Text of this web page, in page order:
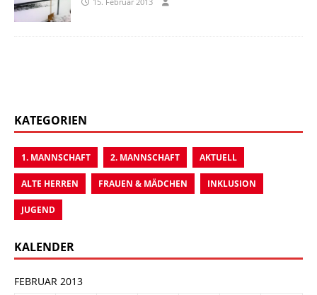
KATEGORIEN
1. MANNSCHAFT 2. MANNSCHAFT AKTUELL
ALTE HERREN FRAUEN & MÄDCHEN INKLUSION
JUGEND
KALENDER
FEBRUAR 2013